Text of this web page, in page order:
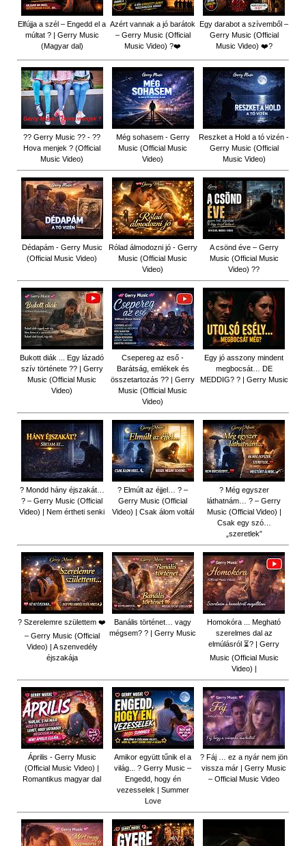
Elfújja a szél – Engedd el a
múltat ? | Gerry Music
(Magyar dal)
Azért vannak a jó barátok
– Gerry Music (Official
Music Video) ?❤️
Egy darabot a szívemből –
Gerry Music (Official
Music Video) ❤️?
?? Gerry Music ?? - ??
Hova menjek ? (Official
Music Video)
Még sohasem - Gerry
Music (Official Music
Video)
Reszket a Hold a tó vizén -
Gerry Music (Official
Music Video)
Dédapám - Gerry Music
(Official Music Video)
Rólad álmodozni jó - Gerry
Music (Official Music
Video)
A csönd éve – Gerry
Music (Official Music
Video) ??
Bukott diák ... Egy lázadó
szív története ?? | Gerry
Music (Official Music
Video)
Csepereg az eső -
Barátság, emlékek és
összetartozás ?️? | Gerry
Music (Official Music
Video)
Egy jó asszony mindent
megbocsát… DE
MEDDIG? ? | Gerry Music
? Mondd hány éjszakát…
? – Gerry Music (Official
Video) | Nem értheti senki
? Elmúlt az éjjel… ? –
Gerry Music (Official
Video) | Csak álom voltál
? Még egyszer
láthatnám… ? – Gerry
Music (Official Video) |
Csak egy szó…
„szeretlek”
? Szerelemre születtem ❤️
– Gerry Music (Official
Video) | A szenvedély
éjszakája
Banális történet… vagy
mégsem? ? | Gerry Music
Homokóra ... Megható
szerelmes dal az
elmúlásról ⏳? | Gerry
Music (Official Music
Video) |
Április - Gerry Music
(Official Music Video) |
Romantikus magyar dal
Amikor együtt tűnik el a
világ... ? Gerry Music –
Engedd, hogy én
vezesselek | Summer
Love
? Fáj … ez a nyár nem jön
vissza már | Gerry Music
– Official Music Video